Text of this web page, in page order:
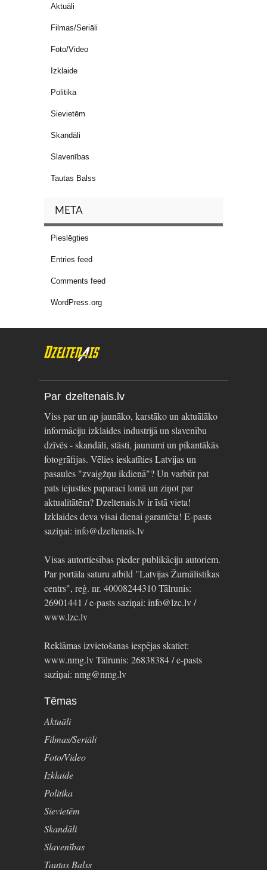
Aktuāli
Filmas/Seriāli
Foto/Video
Izklaide
Politika
Sievietēm
Skandāli
Slavenības
Tautas Balss
META
Pieslēgties
Entries feed
Comments feed
WordPress.org
Par dzeltenais.lv
Viss par un ap jaunāko, karstāko un aktuālāko
informāciju izklaides industrijā un slavenību
dzīvēs - skandāli, stāsti, jaunumi un pikantākās
fotogrāfijas. Vēlies ieskatīties Latvijas un
pasaules "zvaigžņu ikdienā"? Un varbūt pat
pats iejusties paparaci lomā un ziņot par
aktualitātēm? Dzeltenais.lv ir īstā vieta!
Izklaides deva visai dienai garantēta! E-pasts
saziņai: info@dzeltenais.lv
Visas autortiesības pieder publikāciju autoriem.
Par portāla saturu atbild "Latvijas Žurnālistikas
centrs", reģ. nr. 40008244310 Tālrunis:
26901441 / e-pasts saziņai: info@lzc.lv /
www.lzc.lv
Reklāmas izvietošanas iespējas skatiet:
www.nmg.lv Tālrunis: 26838384 / e-pasts
saziņai: nmg@nmg.lv
Tēmas
Aktuāli
Filmas/Seriāli
Foto/Video
Izklaide
Politika
Sievietēm
Skandāli
Slavenības
Tautas Balss